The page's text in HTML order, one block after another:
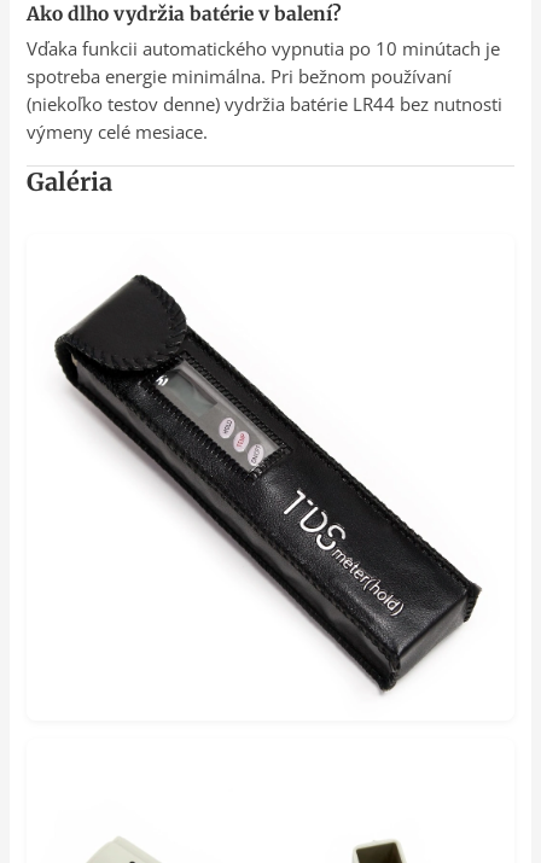
Ako dlho vydržia batérie v balení?
Vďaka funkcii automatického vypnutia po 10 minútach je
spotreba energie minimálna. Pri bežnom používaní
(niekoľko testov denne) vydržia batérie LR44 bez nutnosti
výmeny celé mesiace.
Galéria